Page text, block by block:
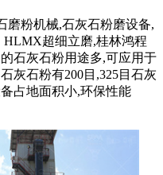
磨粉机械,石灰石粉磨设备,
HLMX超细立磨,桂林鸿程
石灰石粉用途多,可应用于
灰石粉有200目,325目石灰
占地面积小,环保性能